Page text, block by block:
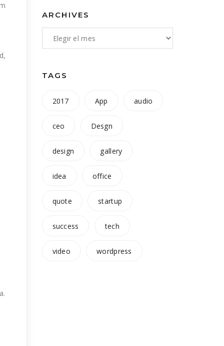
ARCHIVES
TAGS
2017 App audio
ceo Desgn
design gallery
idea office
quote startup
success tech
video wordpress